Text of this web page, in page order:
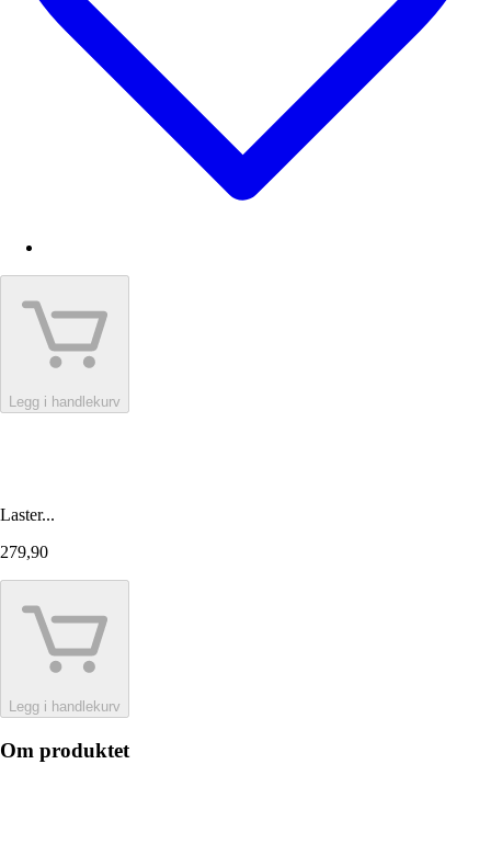
Legg i handlekurv
Laster...
279,90
Legg i handlekurv
Om produktet